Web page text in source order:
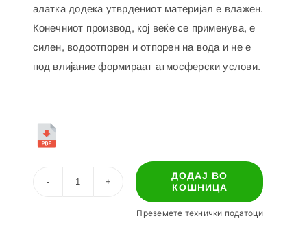
алатка додека утврдениот материјал е влажен.
Конечниот производ, кој веќе се применува, е
силен, водоотпорен и отпорен на вода и не е
под влијание формираат атмосферски услови.
ДОДАЈ ВО
КОШНИЦА
Преземете технички податоци